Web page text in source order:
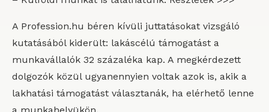
A Profession.hu béren kívüli juttatásokat vizsgáló
kutatásából kiderült: lakáscélú támogatást a
munkavállalók 32 százaléka kap. A megkérdezett
dolgozók közül ugyanennyien voltak azok is, akik a
lakhatási támogatást választanák, ha elérhető lenne